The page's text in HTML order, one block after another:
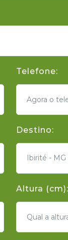
Telefone:
Destino:
Ibirité - MG
Altura (cm):